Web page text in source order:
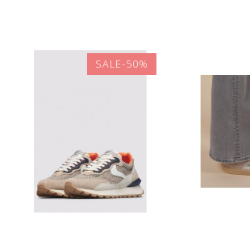
SALE-50%